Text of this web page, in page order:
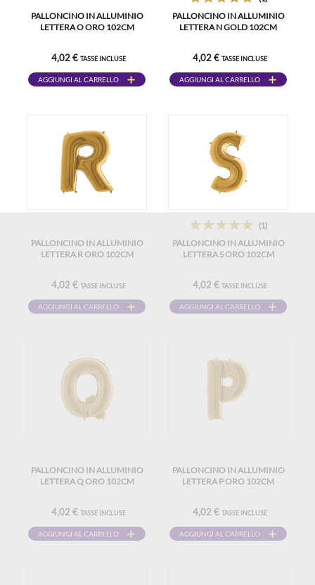
PALLONCINO IN ALLUMINIO
LETTERA O ORO 102CM
4,02 € TASSE INCLUSE
AGGIUNGI AL CARRELLO
PALLONCINO IN ALLUMINIO
LETTERA N GOLD 102CM
4,02 € TASSE INCLUSE
AGGIUNGI AL CARRELLO
PALLONCINO IN ALLUMINIO
LETTERA R ORO 102CM
4,02 € TASSE INCLUSE
AGGIUNGI AL CARRELLO
(1)
PALLONCINO IN ALLUMINIO
LETTERA S ORO 102CM
4,02 € TASSE INCLUSE
AGGIUNGI AL CARRELLO
PALLONCINO IN ALLUMINIO
LETTERA Q ORO 102CM
4,02 € TASSE INCLUSE
AGGIUNGI AL CARRELLO
PALLONCINO IN ALLUMINIO
LETTERA P ORO 102CM
4,02 € TASSE INCLUSE
AGGIUNGI AL CARRELLO